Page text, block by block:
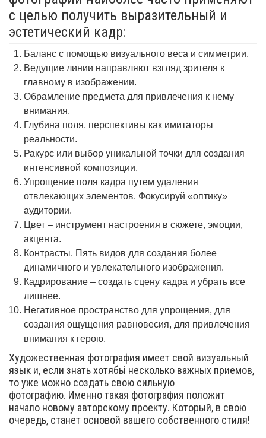
с целью получить выразительный и
эстетический кадр:
Баланс с помощью визуального веса и симметрии.
Ведущие линии направляют взгляд зрителя к
главному в изображении.
Обрамление предмета для привлечения к нему
внимания.
Глубина поля, перспективы как имитаторы
реальности.
Ракурс или выбор уникальной точки для создания
интенсивной композиции.
Упрощение поля кадра путем удаления
отвлекающих элементов. Фокусируй «оптику»
аудитории.
Цвет – инструмент настроения в сюжете, эмоции,
акцента.
Контрасты. Пять видов для создания более
динамичного и увлекательного изображения.
Кадрирование – создать сцену кадра и убрать все
лишнее.
Негативное пространство для упрощения, для
создания ощущения равновесия, для привлечения
внимания к герою.
Художественная фотография имеет свой визуальный
язык и, если знать хотябьі несколько важных приемов,
то уже можно создать свою сильную
фотографию. Именно такая фотография положит
начало новому авторскому проекту. Который, в свою
очередь, станет основой вашего собственного стиля!